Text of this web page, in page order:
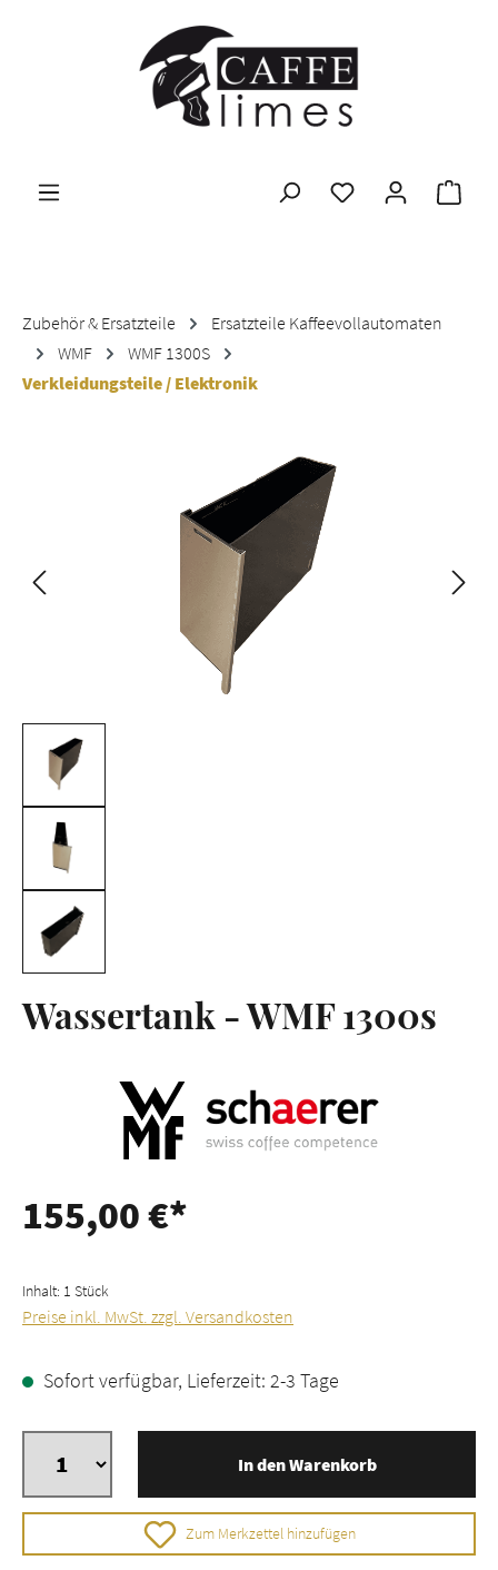
Zum Hauptinhalt springen
Zubehör & Ersatzteile
Ersatzteile Kaffeevollautomaten
WMF
WMF 1300S
Verkleidungsteile / Elektronik
Wassertank - WMF 1300s
155,00 €*
Inhalt: 1 Stück
Preise inkl. MwSt. zzgl. Versandkosten
Sofort verfügbar, Lieferzeit: 2-3 Tage
In den Warenkorb
Zum Merkzettel hinzufügen